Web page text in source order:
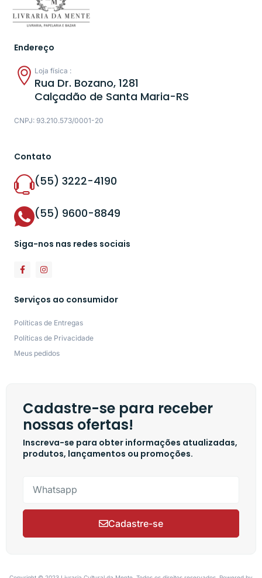
Endereço
Loja física :
Rua Dr. Bozano, 1281
Calçadão de Santa Maria-RS
CNPJ: 93.210.573/0001-20
Contato
(55) 3222-4190
(55) 9600-8849
Siga-nos nas redes sociais
Serviços ao consumidor
Políticas de Entregas
Políticas de Privacidade
Meus pedidos
Cadastre-se para receber
nossas ofertas!
Inscreva-se para obter informações atualizadas,
produtos, lançamentos ou promoções.
Cadastre-se